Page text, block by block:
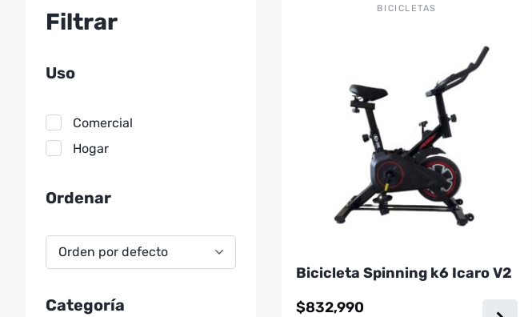
BICICLETAS
variantes.
producto
Bicicleta Spinning k6 Icaro V2
$832,990
Filtrar
Uso
Comercial
Hogar
Ordenar
Ordenar
Orden por defecto
Categoría